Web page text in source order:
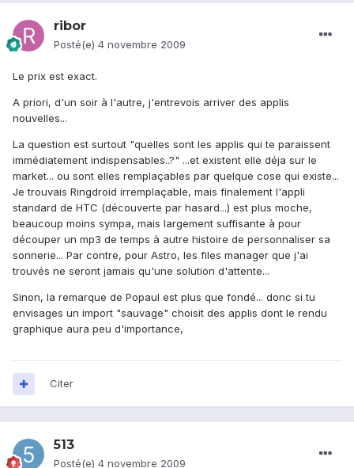
ribor
Posté(e) 4 novembre 2009
Le prix est exact.
A priori, d'un soir à l'autre, j'entrevois arriver des applis
nouvelles...
La question est surtout "quelles sont les applis qui te paraissent
immédiatement indispensables..?" ...et existent elle déja sur le
market... ou sont elles remplaçables par quelque cose qui existe...
Je trouvais Ringdroid irremplaçable, mais finalement l'appli
standard de HTC (découverte par hasard...) est plus moche,
beaucoup moins sympa, mais largement suffisante à pour
découper un mp3 de temps à autre histoire de personnaliser sa
sonnerie... Par contre, pour Astro, les files manager que j'ai
trouvés ne seront jamais qu'une solution d'attente...
Sinon, la remarque de Popaul est plus que fondé... donc si tu
envisages un import "sauvage" choisit des applis dont le rendu
graphique aura peu d'importance,
Citer
513
Posté(e) 4 novembre 2009